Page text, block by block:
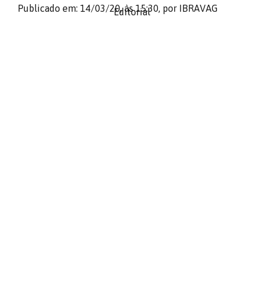
Publicado em: 14/03/20,às 15:30, por IBRAVAG
Editorial